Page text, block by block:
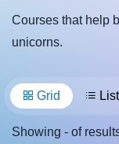
Courses that help
unicorns.
Grid List
Showing - of